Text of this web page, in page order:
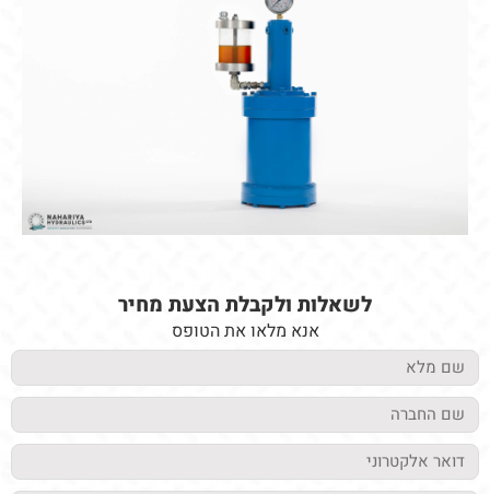
לשאלות ולקבלת הצעת מחיר
אנא מלאו את הטופס